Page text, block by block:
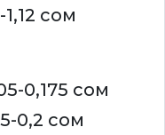
сом
0,175 сом
0,2 сом